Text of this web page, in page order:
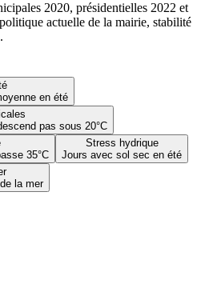
en été
pas sous 20°C
35°C
Stress hydrique
Jours avec sol sec en été
la mer
2020, présidentielles 2022 et
actuelle de la mairie, stabilité